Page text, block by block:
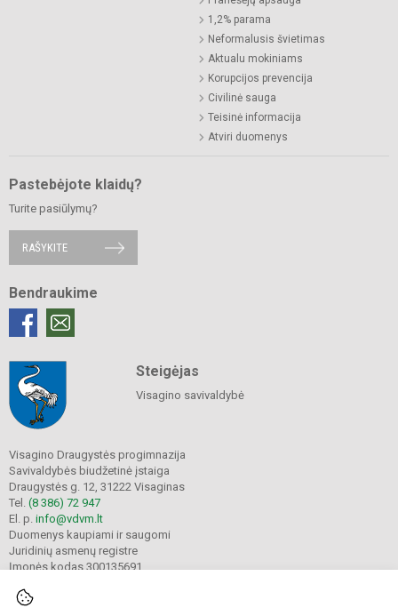
1,2% parama
Neformalusis švietimas
Aktualu mokiniams
Korupcijos prevencija
Civilinė sauga
Teisinė informacija
Atviri duomenys
Pastebėjote klaidų?
Turite pasiūlymų?
RAŠYKITE
Bendraukime
Steigėjas
Visagino savivaldybė
Visagino Draugystės progimnazija
Savivaldybės biudžetinė įstaiga
Draugystės g. 12, 31222 Visaginas
Tel. (8 386) 72 947
El. p. info@vdvm.lt
Duomenys kaupiami ir saugomi
Juridinių asmenų registre
Įmonės kodas 300135691